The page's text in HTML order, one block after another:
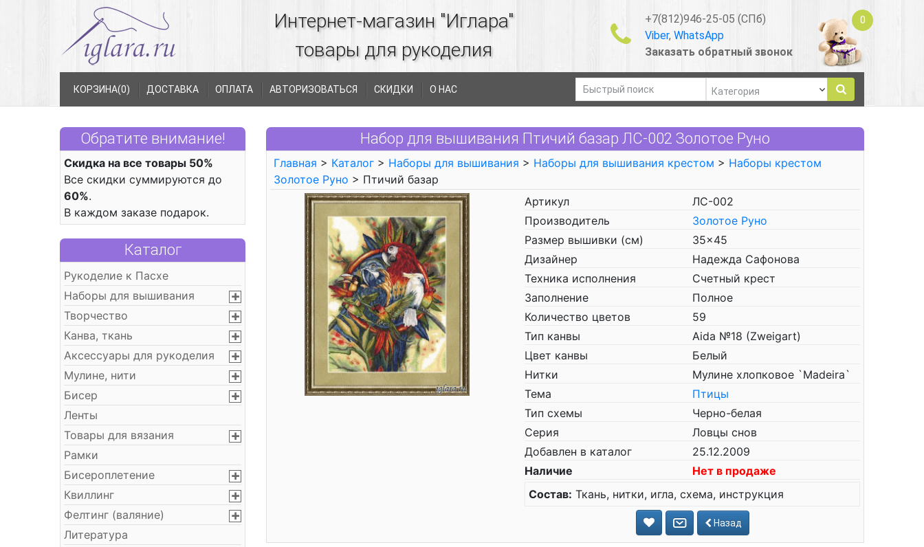
Интернет-магазин "Иглара"
товары для рукоделия
+7(812)946-25-05 (СПб)
Viber, WhatsApp
Заказать обратный звонок
0
КОРЗИНА(0) ДОСТАВКА ОПЛАТА АВТОРИЗОВАТЬСЯ СКИДКИ О НАС
Обратите внимание!
Скидка на все товары 50%
Все скидки суммируются до
60%.
В каждом заказе подарок.
Каталог
Рукоделие к Пасхе
Наборы для вышивания
Творчество
Канва, ткань
Аксессуары для рукоделия
Мулине, нити
Бисер
Ленты
Товары для вязания
Рамки
Бисероплетение
Квиллинг
Фелтинг (валяние)
Литература
Набор для вышивания Птичий базар ЛС-002 Золотое Руно
Главная > Каталог > Наборы для вышивания > Наборы для вышивания крестом > Наборы крестом
Золотое Руно > Птичий базар
Артикул
ЛС-002
Производитель
Золотое Руно
Размер вышивки (см)
35x45
Дизайнер
Надежда Сафонова
Техника исполнения
Счетный крест
Заполнение
Полное
Количество цветов
59
Тип канвы
Aida №18 (Zweigart)
Цвет канвы
Белый
Нитки
Мулине хлопковое `Madeira`
Тема
Птицы
Тип схемы
Черно-белая
Серия
Ловцы снов
Добавлен в каталог
25.12.2009
Наличие
Нет в продаже
Состав: Ткань, нитки, игла, схема, инструкция
Назад